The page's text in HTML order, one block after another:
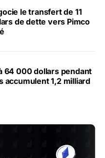
le transfert de 11
de dette vers Pimco
64 000 dollars pendant
accumulent 1,2 milliard